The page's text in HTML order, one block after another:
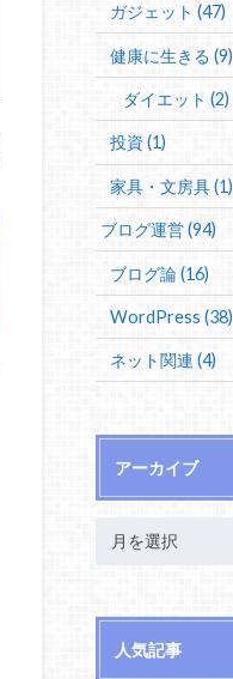
ガジェット (47)
健康に生きる (9)
ダイエット (2)
投資 (1)
家具・文房具 (1)
ブログ運営 (94)
ブログ論 (16)
WordPress (38)
ネット関連 (4)
アーカイブ
人気記事